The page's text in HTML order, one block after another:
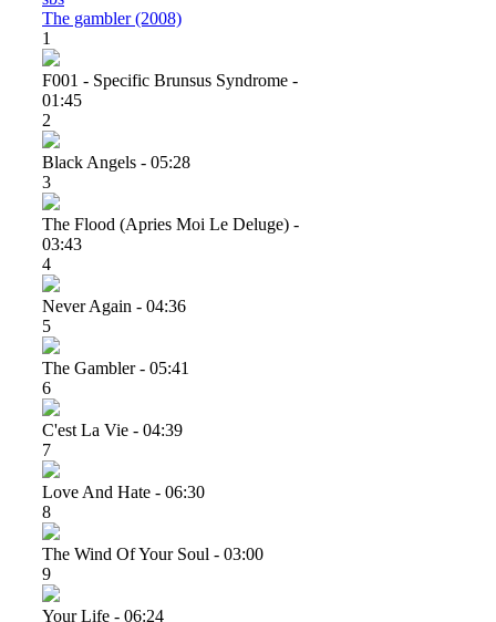
The gambler (2008)
1
F001 - Specific Brunsus Syndrome -
01:45
2
Black Angels - 05:28
3
The Flood (apries Moi Le Deluge) -
03:43
4
Never Again - 04:36
5
The Gambler - 05:41
6
C'est La Vie - 04:39
7
Love And Hate - 06:30
8
The Wind Of Your Soul - 03:00
9
Your Life - 06:24